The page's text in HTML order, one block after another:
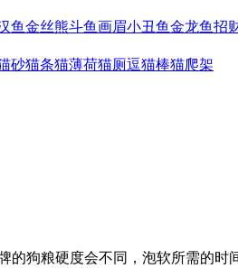
鱼金丝熊斗鱼画眉小丑鱼金龙鱼招
砂猫条猫薄荷猫厕逗猫棒猫爬架
的狗粮硬度会不同，泡软所需的